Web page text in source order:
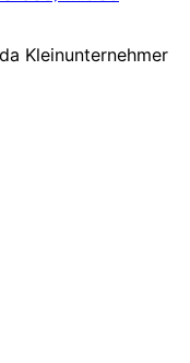
Kleinunternehmer